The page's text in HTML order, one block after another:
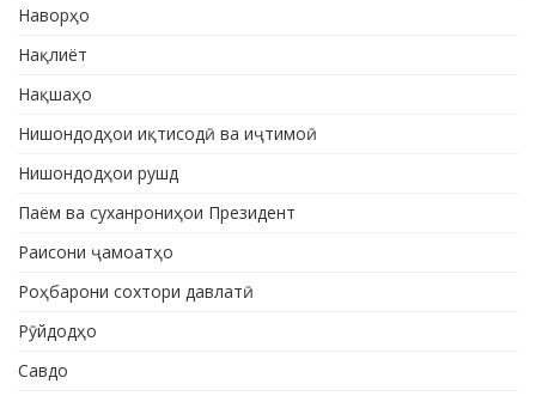
Наворҳо
Нақлиёт
Нақшаҳо
Нишондодҳои иқтисодӣ ва иҷтимоӣ
Нишондодҳои рушд
Паём ва суханрониҳои Президент
Раисони ҷамоатҳо
Роҳбарони сохтори давлатӣ
Рӯйдодҳо
Савдо